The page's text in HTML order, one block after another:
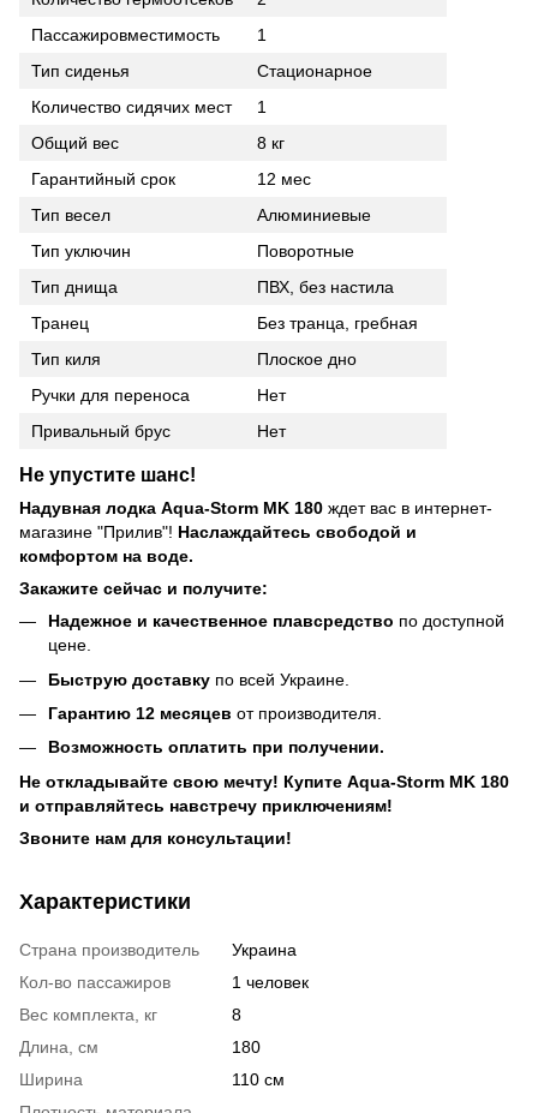
Пассажировместимость
1
Тип сиденья
Стационарное
Количество сидячих мест
1
Общий вес
8 кг
Гарантийный срок
12 мес
Тип весел
Алюминиевые
Тип уключин
Поворотные
Тип днища
ПВХ, без настила
Транец
Без транца, гребная
Тип киля
Плоское дно
Ручки для переноса
Нет
Привальный брус
Нет
Не упустите шанс!
Надувная лодка Aqua-Storm MK 180 ждет вас в интернет-
магазине "Прилив"! Наслаждайтесь свободой и
комфортом на воде.
Закажите сейчас и получите:
Надежное и качественное плавсредство по доступной
цене.
Быструю доставку по всей Украине.
Гарантию 12 месяцев от производителя.
Возможность оплатить при получении.
Не откладывайте свою мечту! Купите Aqua-Storm MK 180
и отправляйтесь навстречу приключениям!
Звоните нам для консультации!
Характеристики
Страна производитель
Украина
Кол-во пассажиров
1 человек
Вес комплекта, кг
8
Длина, см
180
Ширина
110 см